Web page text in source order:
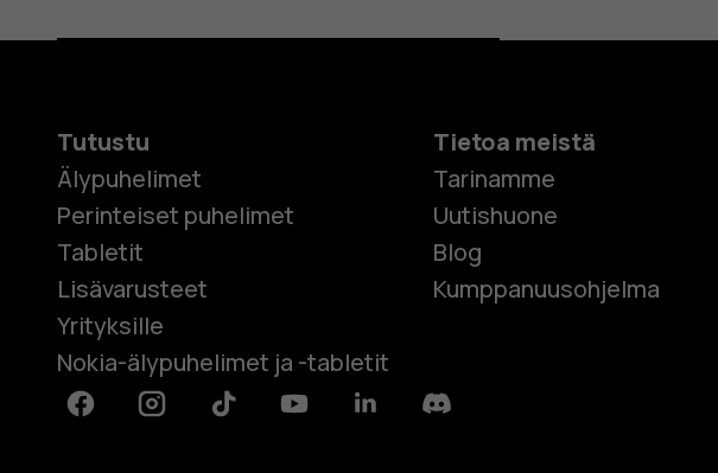
Tutustu
Älypuhelimet
Perinteiset puhelimet
Tabletit
Lisävarusteet
Yrityksille
Nokia-älypuhelimet ja -tabletit
Tietoa meistä
Tarinamme
Uutishuone
Blog
Kumppanuusohjelma
FacebookInstagramTiktok YoutubeLinkedinDiscord